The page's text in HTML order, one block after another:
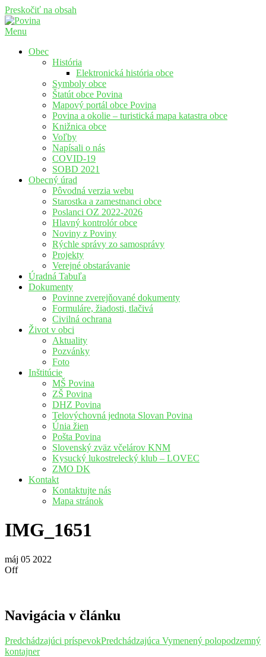
Preskočiť na obsah
Menu
Obec
História
Elektronická história obce
Symboly obce
Štatút obce Povina
Mapový portál obce Povina
Povina a okolie – turistická mapa katastra obce
Knižnica obce
Voľby
Napísali o nás
COVID-19
SOBD 2021
Obecný úrad
Pôvodná verzia webu
Starostka a zamestnanci obce
Poslanci OZ 2022-2026
Hlavný kontrolór obce
Noviny z Poviny
Rýchle správy zo samosprávy
Projekty
Verejné obstarávanie
Úradná Tabuľa
Dokumenty
Povinne zverejňované dokumenty
Formuláre, žiadosti, tlačivá
Civilná ochrana
Život v obci
Aktuality
Pozvánky
Foto
Inštitúcie
MŠ Povina
ZŠ Povina
DHZ Povina
Telovýchovná jednota Slovan Povina
Únia žien
Pošta Povina
Slovenský zväz včelárov KNM
Kysucký lukostrelecký klub – LOVEC
ZMO DK
Kontakt
Kontaktujte nás
Mapa stránok
IMG_1651
máj 05 2022
Off
Navigácia v článku
Predchádzajúci príspevokPredchádzajúca Vymenený polopodzemný
kontajner